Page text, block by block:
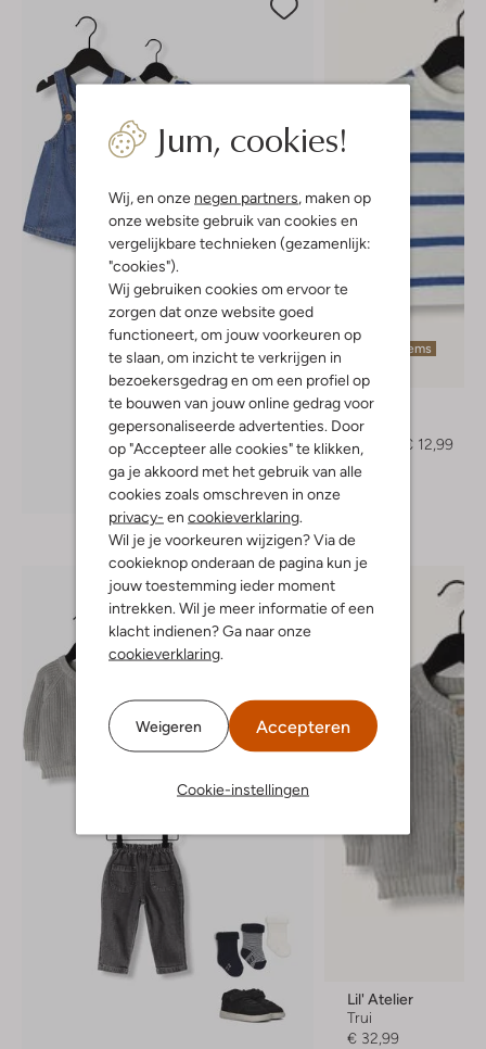
Jum, cookies!
Wij, en onze negen partners, maken op
onze website gebruik van cookies en
vergelijkbare technieken (gezamenlijk:
"cookies").
Wij gebruiken cookies om ervoor te
zorgen dat onze website goed
functioneert, om jouw voorkeuren op
te slaan, om inzicht te verkrijgen in
bezoekersgedrag en om een profiel op
te bouwen van jouw online gedrag voor
gepersonaliseerde advertenties. Door
op "Accepteer alle cookies" te klikken,
ga je akkoord met het gebruik van alle
cookies zoals omschreven in onze
privacy- en cookieverklaring.
Wil je je voorkeuren wijzigen? Via de
cookieknop onderaan de pagina kun je
jouw toestemming ieder moment
intrekken. Wil je meer informatie of een
klacht indienen? Ga naar onze
cookieverklaring.
Weigeren Accepteren
Cookie-instellingen
Ontdek de look
Laatste items
Play Up
T-shirt
€ 32,99
€ 12,99
Lil' Atelier
Trui
€ 32,99